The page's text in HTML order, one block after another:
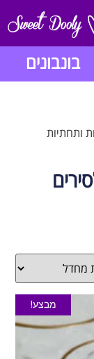
בונבונים
ותחתיות
מבצע!